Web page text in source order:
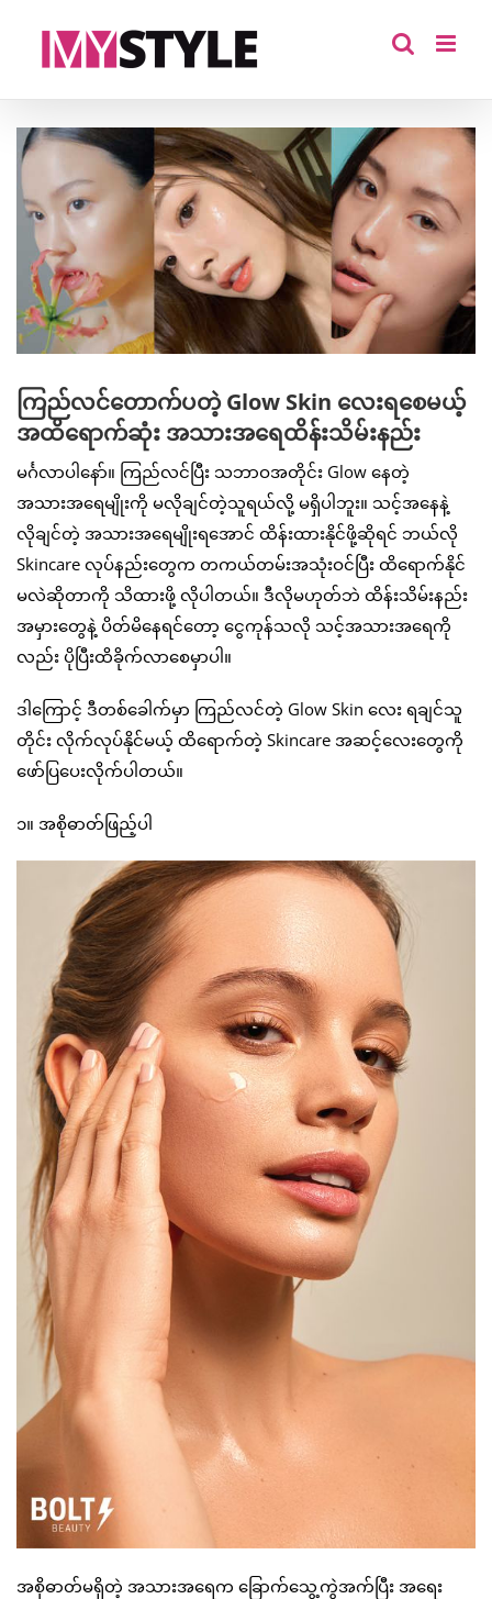
View
Image
ကြည်လင်တောက်ပတဲ့ Glow Skin လေးရစေမယ့်
အထိရောက်ဆုံး အသားအရေထိန်းသိမ်းနည်း
မင်္ဂလာပါနော်။ ကြည်လင်ပြီး သဘာဝအတိုင်း Glow နေတဲ့
အသားအရေမျိုးကို မလိုချင်တဲ့သူရယ်လို့ မရှိပါဘူး။ သင့်အနေနဲ့
လိုချင်တဲ့ အသားအရေမျိုးရအောင် ထိန်းထားနိုင်ဖို့ဆိုရင် ဘယ်လို
Skincare လုပ်နည်းတွေက တကယ်တမ်းအသုံးဝင်ပြီး ထိရောက်နိုင်
မလဲဆိုတာကို သိထားဖို့ လိုပါတယ်။ ဒီလိုမဟုတ်ဘဲ ထိန်းသိမ်းနည်း
အမှားတွေနဲ့ ပိတ်မိနေရင်တော့ ငွေကုန်သလို သင့်အသားအရေကို
လည်း ပိုပြီးထိခိုက်လာစေမှာပါ။
ဒါကြောင့် ဒီတစ်ခေါက်မှာ ကြည်လင်တဲ့ Glow Skin လေး ရချင်သူ
တိုင်း လိုက်လုပ်နိုင်မယ့် ထိရောက်တဲ့ Skincare အဆင့်လေးတွေကို
ဖော်ပြပေးလိုက်ပါတယ်။
၁။ အစိုဓာတ်ဖြည့်ပါ
အစိုဓာတ်မရှိတဲ့ အသားအရေက ခြောက်သွေ့ကွဲအက်ပြီး အရေး